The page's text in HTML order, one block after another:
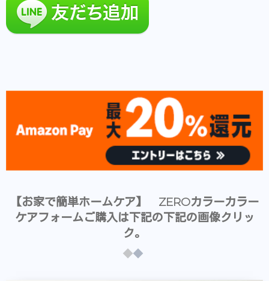
【お家で簡単ホームケア】 ZEROカラーカラー
ケアフォームご購入は下記の下記の画像クリッ
ク。